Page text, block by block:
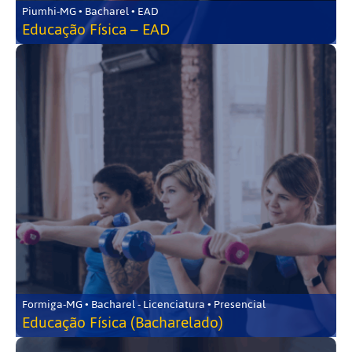
Piumhi-MG • Bacharel • EAD
Educação Física – EAD
Formiga-MG • Bacharel - Licenciatura • Presencial
Educação Física (Bacharelado)